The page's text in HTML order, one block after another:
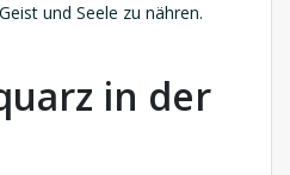
und Seele zu nähren.
in der